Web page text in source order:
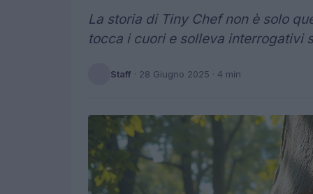
La storia di Tiny Chef non è solo
tocca i cuori e solleva interrogativi
Staff · 28 Giugno 2025 · 4 min